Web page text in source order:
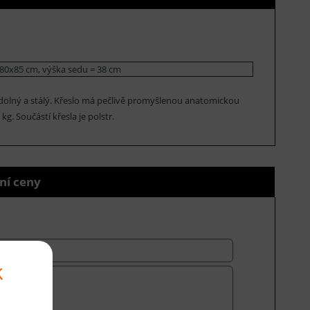
cm, výška sedu = 38 cm
a stálý. Křeslo má pečlivě promyšlenou anatomickou
Součástí křesla je polstr.
ceny